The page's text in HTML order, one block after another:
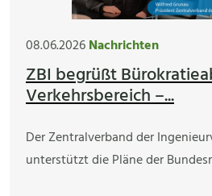
08.06.2026Nachrichten
ZBI begrüßt
Verkehrsbereich –...
Der Zentralverband der
unterstützt die Pläne der